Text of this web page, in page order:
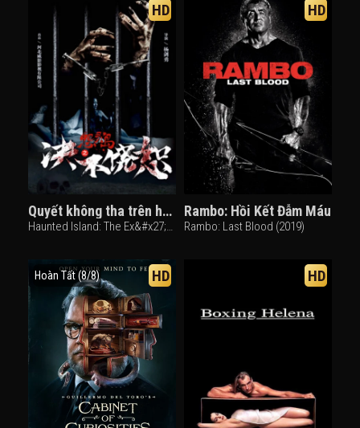
HD
Quyết không tha trên hòn đảo Oán hồn
Haunted Island: The Ex&#x27;&#x27;s Revenge (2018)
HD
Rambo: Hồi Kết Đẫm Máu
Rambo: Last Blood (2019)
Hoàn Tất (8/8) HD HD